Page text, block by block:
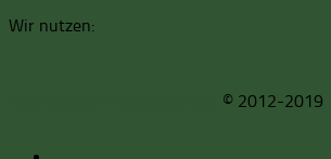
Wir nutzen:
© 2012-2019